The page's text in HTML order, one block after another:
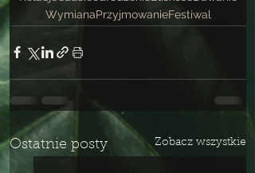
WymianaPrzyjmowanieFestiwal
Ostatnie posty Zobacz wszystkie